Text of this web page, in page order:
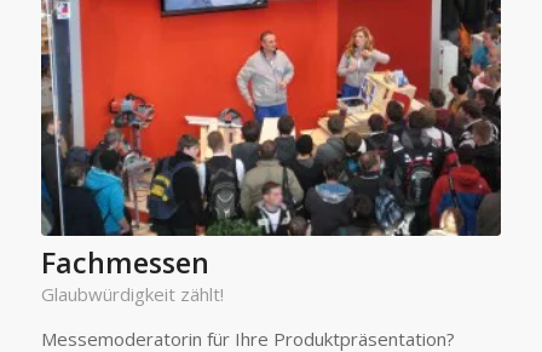
Fachmessen
Glaubwürdigkeit zählt!
Messemoderatorin für Ihre Produktpräsentation?